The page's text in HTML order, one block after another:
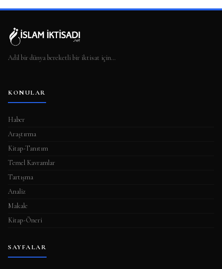
Adil bir dünya bereketli bir iktisat için…
KONULAR
Haber
Araştırma
Kitap-Tanıtım
Temel Kavramlar
Tartışma
Analiz
Makale
Kitap-Öneri
SAYFALAR